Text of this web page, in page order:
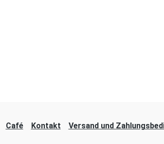
Café Kontakt Versand und